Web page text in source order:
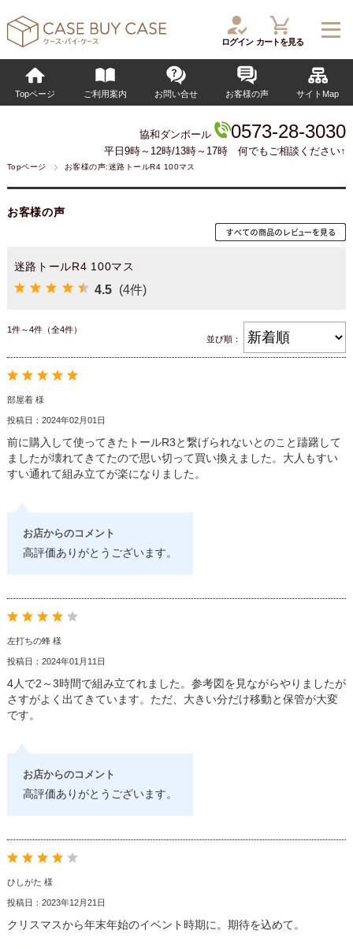
ログイン カートを見る
Topページ ご利用案内 お問い合せ お客様の声 サイトMap
協和ダンボール 0573-28-3030
平日9時～12時/13時～17時 何でもご相談ください↑
Topページ お客様の声:迷路トールR4 100マス
お客様の声
迷路トールR4 100マス
4.5 (4件)
1件～4件（全4件）
並び順：
部屋着 様
投稿日：2024年02月01日
前に購入して使ってきたトールR3と繋げられないとのこと躊躇して
ましたが壊れてきてたので思い切って買い換えました。大人もすい
すい通れて組み立てが楽になりました。
お店からのコメント
高評価ありがとうございます。
左打ちの蜂 様
投稿日：2024年01月11日
4人で2～3時間で組み立てれました。参考図を見ながらやりましたが
さすがよく出てきています。ただ、大きい分だけ移動と保管が大変
です。
お店からのコメント
高評価ありがとうございます。
ひしがた 様
投稿日：2023年12月21日
クリスマスから年末年始のイベント時期に。期待を込めて。